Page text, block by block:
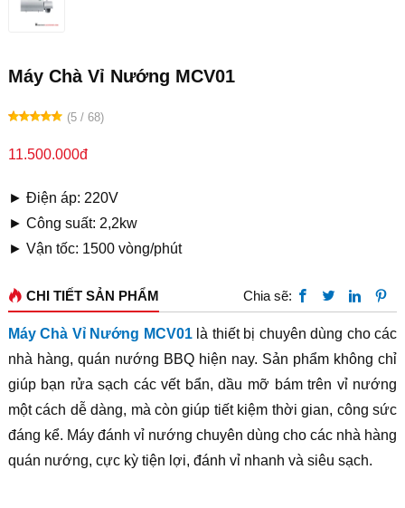
Máy Chà Vỉ Nướng MCV01
(5 / 68)
11.500.000đ
► Điện áp: 220V
► Công suất: 2,2kw
► Vận tốc: 1500 vòng/phút
CHI TIẾT SẢN PHẨM Chia sẽ:
Máy Chà Vỉ Nướng MCV01là thiết bị chuyên dùng cho các
nhà hàng, quán nướng BBQ hiện nay. Sản phẩm không chỉ
giúp bạn rửa sạch các vết bẩn, dầu mỡ bám trên vỉ nướng
một cách dễ dàng, mà còn giúp tiết kiệm thời gian, công sức
đáng kể. Máy đánh vỉ nướng chuyên dùng cho các nhà hàng
quán nướng, cực kỳ tiện lợi, đánh vỉ nhanh và siêu sạch.